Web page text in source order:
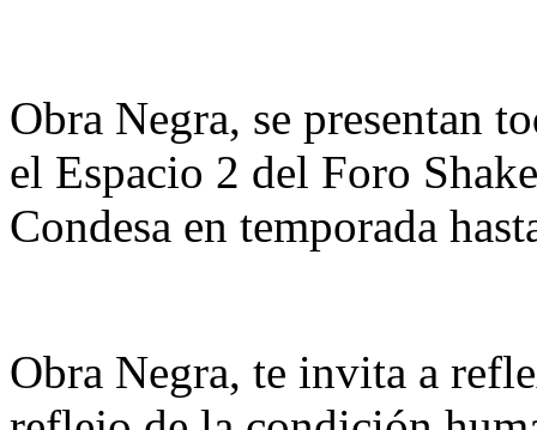
Obra Negra, se presentan
el Espacio 2 del Foro
Condesa en temporada
Obra Negra, te invita a